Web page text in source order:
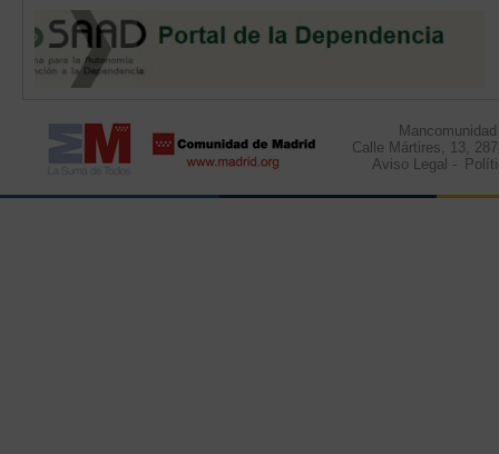
Calle Mártires, 13,
Aviso Legal -